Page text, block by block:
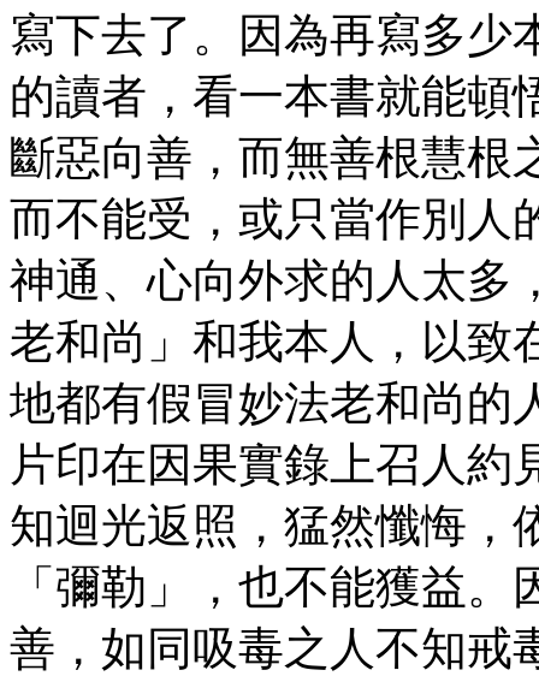
寫下去了。因為再寫多少
的讀者，看一本書就能頓
斷惡向善，而無善根慧根
而不能受，或只當作別人
神通、心向外求的人太多
老和尚」和我本人，以致
地都有假冒妙法老和尚的
片印在因果實錄上召人約
知迴光返照，猛然懺悔，
「彌勒」，也不能獲益
善，如同吸毒之人不知戒